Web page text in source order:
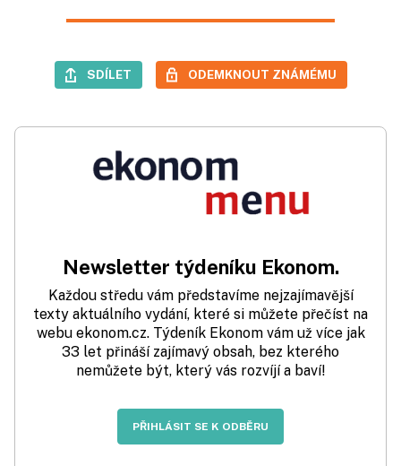
SDÍLET ODEMKNOUT ZNÁMÉMU
Newsletter týdeníku Ekonom.
Každou středu vám představíme nejzajímavější
texty aktuálního vydání, které si můžete přečíst na
webu ekonom.cz. Týdeník Ekonom vám už více jak
33 let přináší zajímavý obsah, bez kterého
nemůžete být, který vás rozvíjí a baví!
PŘIHLÁSIT SE K ODBĚRU